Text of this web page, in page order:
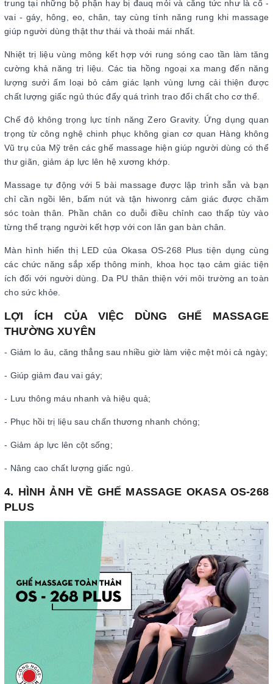
trung tại những bộ phận hay bị đauq mỏi và căng tức như là cổ -
vai - gáy, hông, eo, chân, tay cùng tính năng rung khi massage
giúp người dùng thật thư thái và thoải mái nhất.
Nhiệt trị liệu vùng mông kết hợp với rung sóng cao tần làm tăng
cường khả năng trị liệu. Các tia hồng ngoại xa mang đến năng
lượng sưởi ấm loại bỏ cảm giác lạnh vùng lưng cải thiện được
chất lượng giấc ngủ thúc đẩy quá trình trao đổi chất cho cơ thể.
Chế độ không trọng lực tính năng Zero Gravity. Ứng dụng quan
trọng từ công nghệ chinh phục không gian cơ quan Hàng không
Vũ trụ của Mỹ trên các ghế massage hiện giúp người dùng có thể
thư giãn, giảm áp lực lên hệ xương khớp.
Massage tự động với 5 bài massage được lập trình sẵn và bạn
chỉ cần ngồi lên, bấm nút và tận hiwonrg cảm giác được chăm
sóc toàn thân. Phần chân co duỗi điều chỉnh cao thấp tùy vào
từng thể trạng người kết hợp với con lăn gan bàn chân.
Màn hình hiển thị LED của Okasa OS-268 Plus tiện dụng cùng
các chức năng sắp xếp thông minh, khoa học tạo cảm giác tiện
ích đối với người dùng. Da PU thân thiện với môi trường an toàn
cho sức khỏe.
LỢI ÍCH CỦA VIỆC DÙNG GHẾ MASSAGE
THƯỜNG XUYÊN
- Giảm lo âu, căng thẳng sau nhiều giờ làm việc mệt mỏi cả ngày;
- Giúp giảm đau vai gáy;
- Lưu thông máu nhanh và hiệu quả;
- Phục hồi trị liệu sau chấn thương nhanh chóng;
- Giảm áp lực lên cột sống;
- Nâng cao chất lượng giấc ngủ.
4. HÌNH ẢNH VỀ GHẾ MASSAGE OKASA OS-268
PLUS